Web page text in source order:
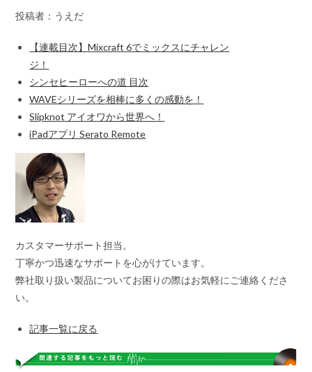
投稿者：うえだ
【連載目次】Mixcraft 6でミックスにチャレン
ジ！
シンセヒーローへの道 目次
WAVEシリーズを相棒に多くの感動を！
Slipknot アイオワから世界へ！
iPadアプリ Serato Remote
カスタマーサポート担当。
丁寧かつ迅速なサポートを心がけています。
弊社取り扱い製品についてお困りの際はお気軽にご連絡くださ
い。
記事一覧に戻る